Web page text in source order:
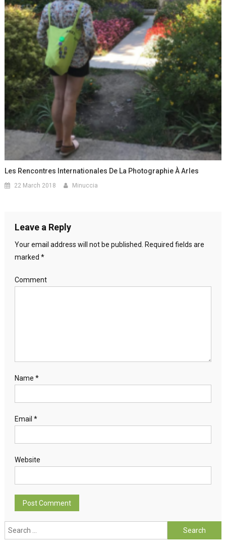
Les Rencontres Internationales De La Photographie À Arles
22 March 2018 Minuccia
Leave a Reply
Your email address will not be published.
Required fields are
marked *
Comment
Name *
Email *
Website
Search for: